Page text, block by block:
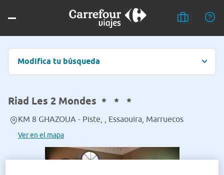
Modifica tu búsqueda
Riad Les 2 Mondes
KM 8 GHAZOUA - Piste, , Essaouira, Marruecos
Ver en el mapa